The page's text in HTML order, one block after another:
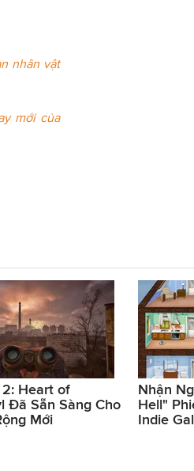
nhân vật
mới của
2: Heart of
Đã Sẵn Sàng Cho
Mới
Nhận
Hell"
Indie